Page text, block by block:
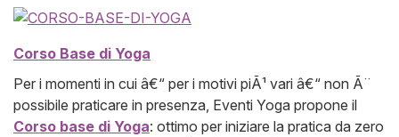
Corso Base di Yoga
Per i momenti in cui â€“ per i motivi piÃ¹ vari â€“ non Ã¨
possibile praticare in presenza, Eventi Yoga propone il
Corso base di Yoga: ottimo per iniziare la pratica da zero